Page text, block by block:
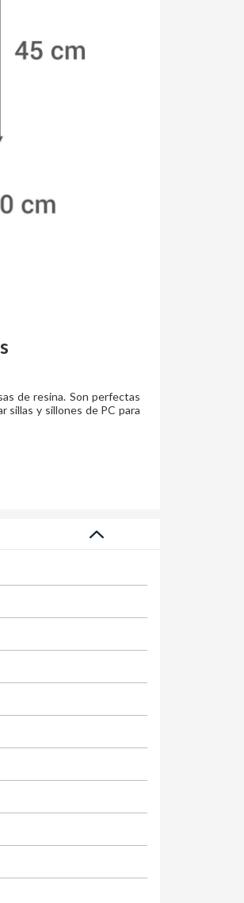
de resina. Son perfectas
sillas y sillones de PC para